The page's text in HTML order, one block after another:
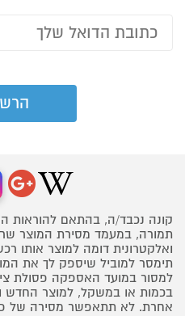
קונה נכבד/ה, בהתאם להוראות
תמורה, במעמד מסירת המוצר
ואלקטרונית דומה למוצר אותו
תימסר למוביל שיספק לך את
למסור במועד האספקה פסולת
בכמות או במשקל, למוצר החדש
אחרת. לא תתאפשר מסירה של